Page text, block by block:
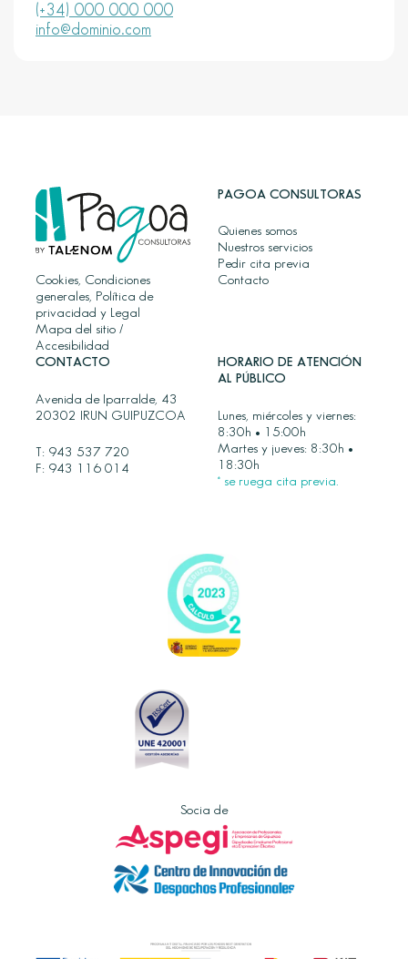
(+34) 000 000 000
info@dominio.com
Cookies, Condiciones
generales, Política de
privacidad y Legal
Mapa del sitio /
Accesibilidad
PAGOA CONSULTORAS
Quienes somos
Nuestros servicios
Pedir cita previa
Contacto
CONTACTO
Avenida de Iparralde, 43
20302 IRUN GUIPUZCOA
T: 943 537 720
F: 943 116 014
HORARIO DE ATENCIÓN
AL PÚBLICO
Lunes, miércoles y viernes:
8:30h • 15:00h
Martes y jueves: 8:30h •
18:30h
* se ruega cita previa.
Socia de